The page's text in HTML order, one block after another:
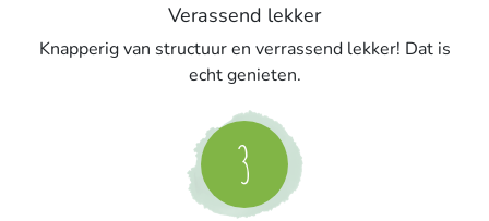
Verassend lekker
Knapperig van structuur en verrassend lekker! Dat is
echt genieten.
3